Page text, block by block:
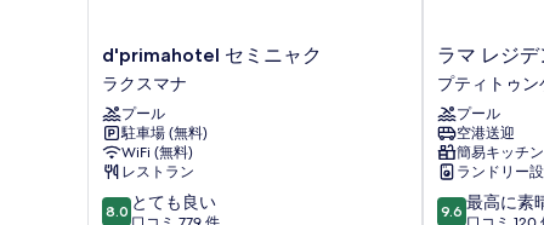
d'primahotel
セ
ミ
ニ
ャ
ク
ラ
ク
d'primahotel セミニャク
ラクスマナ
プール
駐車場 (無料)
WiFi (無料)
レストラン
10
8.0 とても良い
ラ
マ
レ
ジ
デ
ン
ス
ス
ラマ レジ
プティトゥン
プール
空港送迎
簡易キッチン
ランドリー
10
9.6 最高に素